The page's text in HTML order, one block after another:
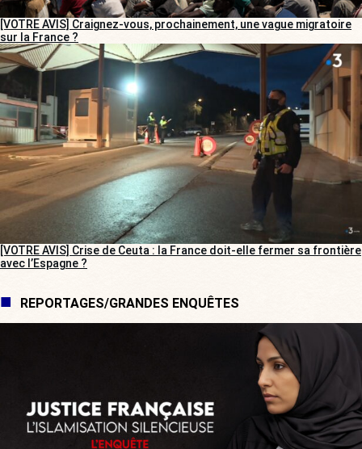
[VOTRE AVIS] Craignez-vous, prochainement, une vague migratoire
sur la France ?
[VOTRE AVIS] Crise de Ceuta : la France doit-elle fermer sa frontière
avec l’Espagne ?
REPORTAGES/GRANDES ENQUÊTES